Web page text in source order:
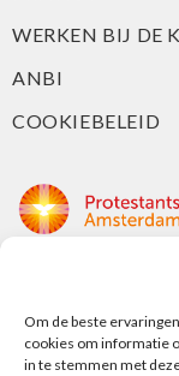
Om de beste
cookies om informatie
in te stemmen met
WERKEN BIJ DE
ANBI
COOKIEBELEID
Nieuwe
1018 DP